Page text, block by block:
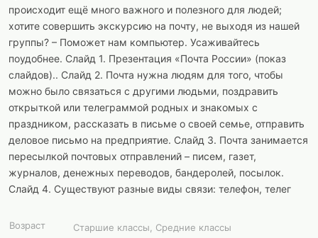
происходит ещё много важного и полезного для людей;
хотите совершить экскурсию на почту, не выходя из нашей
группы? – Поможет нам компьютер. Усаживайтесь
поудобнее. Слайд 1. Презентация «Почта России» (показ
слайдов).. Слайд 2. Почта нужна людям для того, чтобы
можно было связаться с другими людьми, поздравить
открыткой или телеграммой родных и знакомых с
праздником, рассказать в письме о своей семье, отправить
деловое письмо на предприятие. Слайд 3. Почта занимается
пересылкой почтовых отправлений – писем, газет,
журналов, денежных переводов, бандеролей, посылок.
Слайд 4. Существуют разные виды связи: телефон, телег
Возраст
Старшие классы, Средние классы